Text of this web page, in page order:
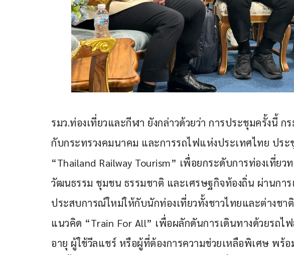
รมว.ท่องเที่ยวและกีฬา ยังกล่าวด้วยว่า การประชุมครั้งนี้ ก
กับกระทรวงคมนาคม และการรถไฟแห่งประเทศไทย ปร
“Thailand Railway Tourism” เพื่อยกระดับการท่องเที่ยวท
วัฒนธรรม ชุมชน ธรรมชาติ และเศรษฐกิจท้องถิ่น ผ่านกา
ประสบการณ์ใหม่ให้กับนักท่องเที่ยวทั้งชาวไทยและต่างชา
แนวคิด “Train For All” เพื่อผลักดันการเดินทางด้วยรถไ
อายุ ผู้ใช้วีลแชร์ หรือผู้ที่ต้องการความช่วยเหลือพิเศษ พร้